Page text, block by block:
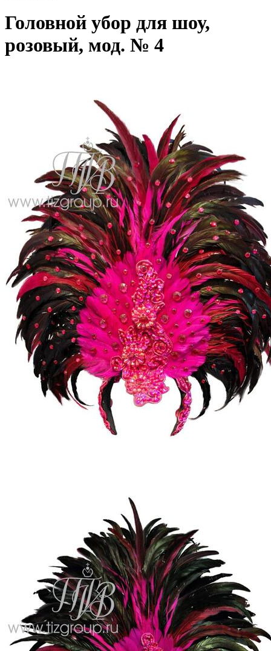
Головной убор для шоу,
розовый, мод. № 4